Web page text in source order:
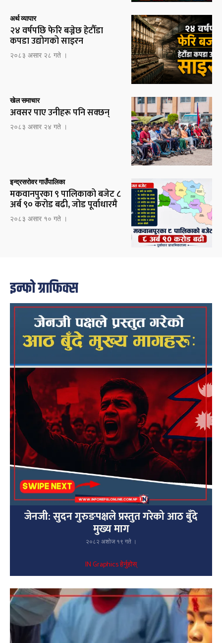
अर्थ व्यापार
२४ वर्षपछि फेरि बज्नेछ हेटौँडा
कपडा उद्योगको साइरन
२०८३ असार २८ गते ।
खेल समाचार
अवसर पाए उनीहरू पनि सक्छन्
२०८३ असार २४ गते ।
इन्द्रसरोवर गाउँपालिका
मकवानपुरका ९ पालिकाको बजेट ८
अर्ब ९० करोड बढी, जोड पूर्वाधारमै
२०८३ असार १० गते ।
इन्फो ग्राफिक्स
जेनजी: सुदन गुरुङपक्षले प्रस्तुत गरेको आठ बुँदे
मुख्य माग
२०८२ अशोज १९ गते ।
IN Graphics हेर्नुहोस्